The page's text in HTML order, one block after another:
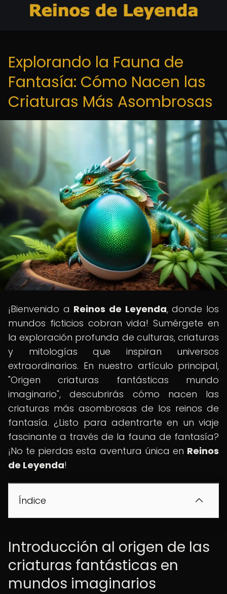
Explorando la Fauna de
Fantasía: Cómo Nacen las
Criaturas Más Asombrosas
¡Bienvenido a Reinos de Leyenda, donde los
mundos ficticios cobran vida! Sumérgete en
la exploración profunda de culturas, criaturas
y mitologías que inspiran universos
extraordinarios. En nuestro artículo principal,
"Origen criaturas fantásticas mundo
imaginario", descubrirás cómo nacen las
criaturas más asombrosas de los reinos de
fantasía. ¿Listo para adentrarte en un viaje
fascinante a través de la fauna de fantasía?
¡No te pierdas esta aventura única en Reinos
de Leyenda!
Índice
Introducción al origen de las
criaturas fantásticas en
mundos imaginarios